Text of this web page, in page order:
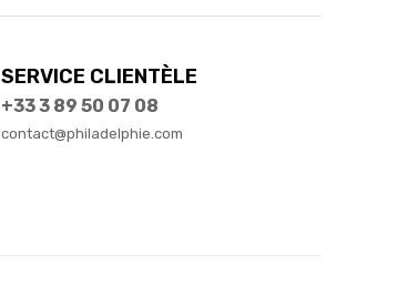
SERVICE CLIENTÈLE
+33 3 89 50 07 08
contact@philadelphie.com